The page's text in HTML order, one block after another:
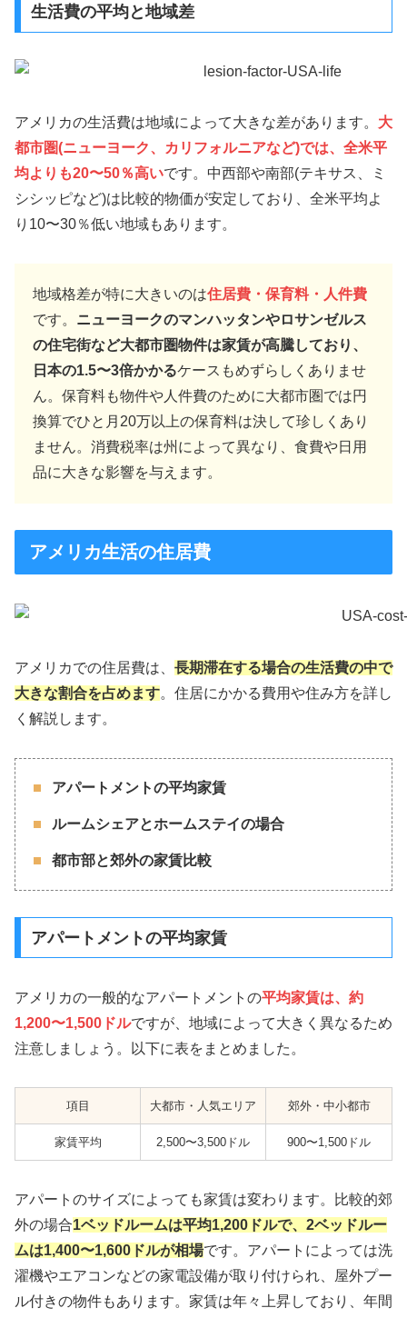
生活費の平均と地域差
アメリカの生活費は地域によって大きな差があります。 大
都市圏(ニューヨーク、カリフォルニアなど)では、全米平
均よりも20〜50％高いです。中西部や南部(テキサス、ミ
シシッピなど)は比較的物価が安定しており、全米平均よ
り10〜30％低い地域もあります。
地域格差が特に大きいのは住居費・保育料・人件費
です。 ニューヨークのマンハッタンやロサンゼルス
の住宅街など大都市圏物件は家賃が高騰しており、
日本の1.5〜3倍かかるケースもめずらしくありませ
ん。保育料も物件や人件費のために大都市圏では円
換算でひと月20万以上の保育料は決して珍しくあり
ません。消費税率は州によって異なり、食費や日用
品に大きな影響を与えます。
アメリカ生活の住居費
アメリカでの住居費は、 長期滞在する場合の生活費の中で
大きな割合を占めます。住居にかかる費用や住み方を詳し
く解説します。
アパートメントの平均家賃
ルームシェアとホームステイの場合
都市部と郊外の家賃比較
アパートメントの平均家賃
アメリカの一般的なアパートメントの平均家賃は、約
1,200〜1,500ドルですが、地域によって大きく異なるため
注意しましょう。以下に表をまとめました。
項目 大都市・人気エリア 郊外・中小都市
家賃平均 2,500〜3,500ドル 900〜1,500ドル
アパートのサイズによっても家賃は変わります。比較的郊
外の場合1ベッドルームは平均1,200ドルで、2ベッドルー
ムは1,400〜1,600ドルが相場です。アパートによっては洗
濯機やエアコンなどの家電設備が取り付けられ、屋外プー
ル付きの物件もあります。家賃は年々上昇しており、年間